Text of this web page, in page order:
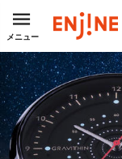
メニュー